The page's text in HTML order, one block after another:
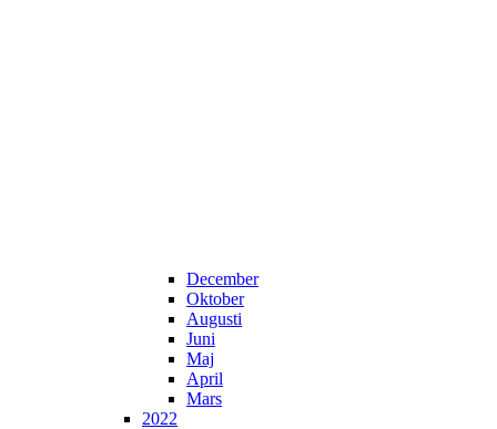
December
Oktober
Augusti
Juni
Maj
April
Mars
2022